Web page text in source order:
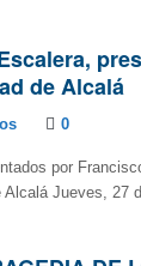
de Alcalá
0
por
Alcalá Jueves, 27